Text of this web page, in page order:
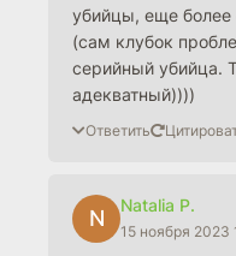
убийцы, еще более
(сам клубок
серийный убийца.
адекватный))))
Ответить
N
Natalia P.
15 ноября 2023